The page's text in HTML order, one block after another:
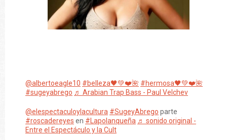
@albertoeagle10 #belleza🖤💚❤️🌺 #hermosa🖤💚❤️🌺
#sugeyabrego ♬ Arabian Trap Bass - Paul Velchev
@elespectaculoylacultura #SugeyAbrego parte
#roscadereyes en #Lapolanqueña ♬ sonido original -
Entre el Espectáculo y la Cult